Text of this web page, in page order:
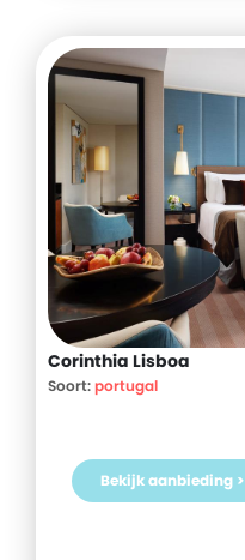
Corinthia Lisboa
Soort:portugal
Bekijk aanbieding >